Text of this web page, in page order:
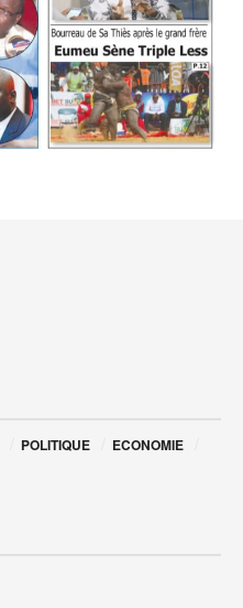
POLITIQUE
ECONOMIE